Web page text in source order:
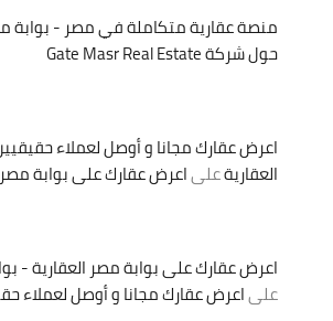
منصة عقارية متكاملة في مصر - بوابة
حول شركة Gate Masr Real Estate
اعرض عقارك مجانا و أوصل لعملاء
العقاريةعلىاعرض عقارك على بوابة مصر
اعرض عقارك على بوابة مصر العقارية -
علىاعرض عقارك مجانا و أوصل لعملاء